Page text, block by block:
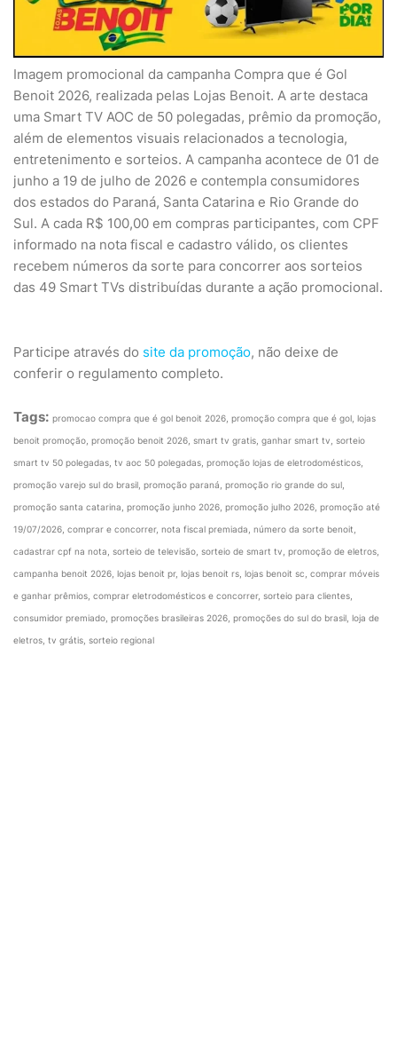
Imagem promocional da campanha Compra que é Gol
Benoit 2026, realizada pelas Lojas Benoit. A arte destaca
uma Smart TV AOC de 50 polegadas, prêmio da promoção,
além de elementos visuais relacionados a tecnologia,
entretenimento e sorteios. A campanha acontece de 01 de
junho a 19 de julho de 2026 e contempla consumidores
dos estados do Paraná, Santa Catarina e Rio Grande do
Sul. A cada R$ 100,00 em compras participantes, com CPF
informado na nota fiscal e cadastro válido, os clientes
recebem números da sorte para concorrer aos sorteios
das 49 Smart TVs distribuídas durante a ação promocional.
Participe através do site da promoção, não deixe de
conferir o regulamento completo.
Tags: promocao compra que é gol benoit 2026, promoção compra que é gol, lojas
benoit promoção, promoção benoit 2026, smart tv gratis, ganhar smart tv, sorteio
smart tv 50 polegadas, tv aoc 50 polegadas, promoção lojas de eletrodomésticos,
promoção varejo sul do brasil, promoção paraná, promoção rio grande do sul,
promoção santa catarina, promoção junho 2026, promoção julho 2026, promoção até
19/07/2026, comprar e concorrer, nota fiscal premiada, número da sorte benoit,
cadastrar cpf na nota, sorteio de televisão, sorteio de smart tv, promoção de eletros,
campanha benoit 2026, lojas benoit pr, lojas benoit rs, lojas benoit sc, comprar móveis
e ganhar prêmios, comprar eletrodomésticos e concorrer, sorteio para clientes,
consumidor premiado, promoções brasileiras 2026, promoções do sul do brasil, loja de
eletros, tv grátis, sorteio regional